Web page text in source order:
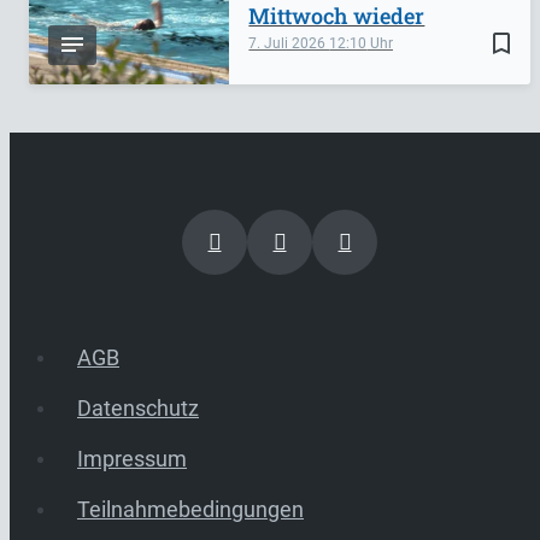
bookmark_border
7. Juli 2026 12:10
Mittwoch wieder
AGB
Datenschutz
Impressum
Teilnahmebedingungen